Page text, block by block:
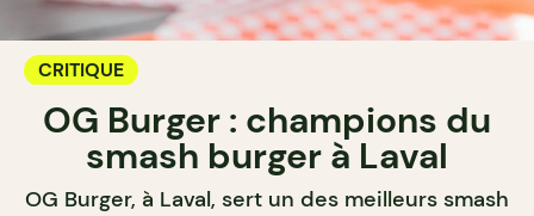
CRITIQUE
OG Burger : champions du
smash burger à Laval
OG Burger, à Laval, sert un des meilleurs smash